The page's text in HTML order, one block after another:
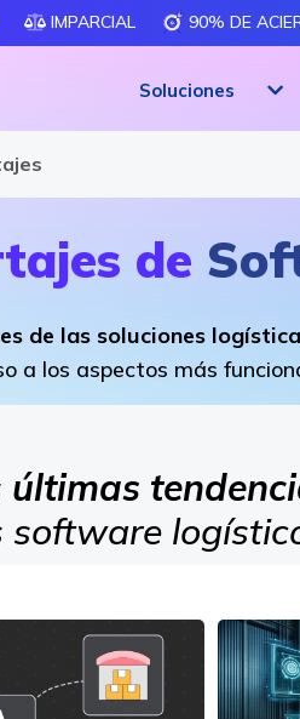
IMPARCIAL 90% DE
Soluciones
y Distribución
de
de las soluciones
a los aspectos más
últimas
software